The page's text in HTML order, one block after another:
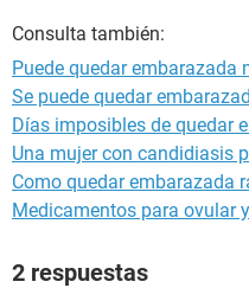
- Si asumo que fui muy
prevenimos con la pastilla y
por eso me preocupa la
Consulta también:
Puede quedar embarazada
Se puede quedar
Días imposibles de quedar
Una mujer con candidiasis
Como quedar embarazada
Medicamentos para ovular
2 respuestas